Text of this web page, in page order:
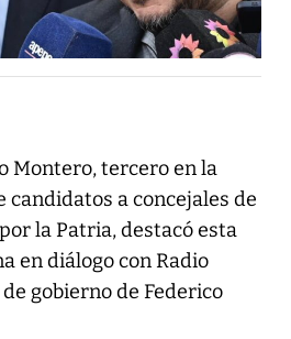
Montero, tercero en la
candidatos a concejales de
la Patria, destacó esta
en diálogo con Radio
gobierno de Federico